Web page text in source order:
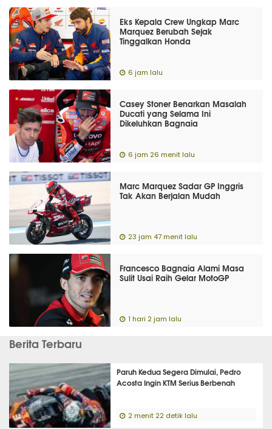
Eks Kepala Crew Ungkap Marc
Marquez Berubah Sejak
Tinggalkan Honda
6 jam lalu
Casey Stoner Benarkan Masalah
Ducati yang Selama Ini
Dikeluhkan Bagnaia
6 jam 26 menit lalu
Marc Marquez Sadar GP Inggris
Tak Akan Berjalan Mudah
23 jam 47 menit lalu
Francesco Bagnaia Alami Masa
Sulit Usai Raih Gelar MotoGP
1 hari 2 jam lalu
Berita Terbaru
Paruh Kedua Segera Dimulai, Pedro
Acosta Ingin KTM Serius Berbenah
2 menit 22 detik lalu